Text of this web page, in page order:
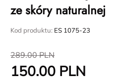
ze skóry naturalnej
Kod produktu: ES 1075-23
289.00PLN
150.00 PLN